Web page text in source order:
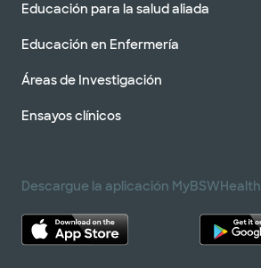
Educación para la salud aliada
Educación en Enfermería
Áreas de Investigación
Ensayos clínicos
Descargue la aplicación MyBSWHealth